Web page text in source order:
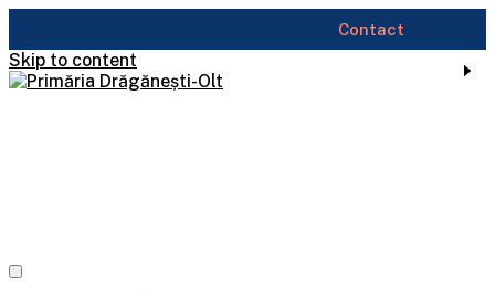
Skip to content
Contact